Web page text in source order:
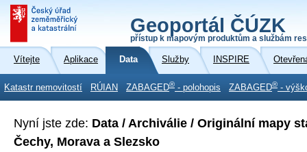
Geoportál ČÚZK
přístup k mapovým produktům a službám
Vítejte Aplikace Data Služby INSPIRE
Katastr nemovitostí RÚIAN ZABAGED® - polohopis ZABAGED® -
Nyní jste zde: Data / Archiválie / Originální mapy
Čechy, Morava a Slezsko